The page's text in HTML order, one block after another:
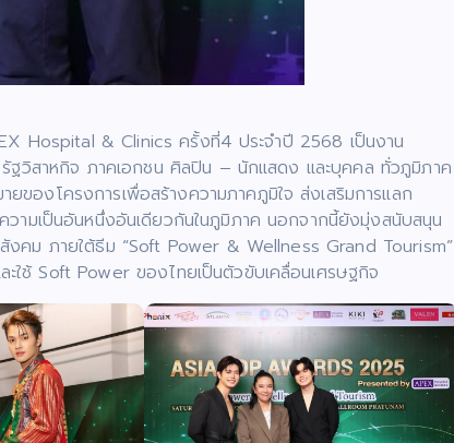
Hospital & Clinics ครั้งที่4 ประจำปี 2568 เป็นงาน
รัฐวิสาหกิจ ภาคเอกชน ศิลปิน – นักแสดง และบุคคล ทั่วภูมิภาค
องโครงการเพื่อสร้างความภาคภูมิใจ ส่งเสริมการแลก
วามเป็นอันหนึ่งอันเดียวกันในภูมิภาค นอกจากนี้ยังมุ่งสนับสนุน
งคม ภายใต้ธีม “Soft Power & Wellness Grand Tourism”
ช้ Soft Power ของไทยเป็นตัวขับเคลื่อนเศรษฐกิจ